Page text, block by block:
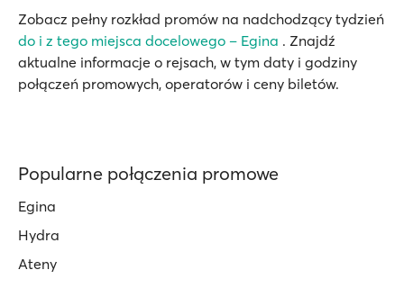
Zobacz pełny rozkład promów na nadchodzący tydzień
do i z tego miejsca docelowego – Egina . Znajdź
aktualne informacje o rejsach, w tym daty i godziny
połączeń promowych, operatorów i ceny biletów.
Popularne połączenia promowe
Egina
Hydra
Ateny